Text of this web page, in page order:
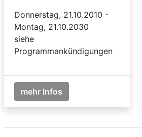
Donnerstag, 21.10.2010 -
Montag, 21.10.2030
siehe
Programmankündigungen
mehr Infos